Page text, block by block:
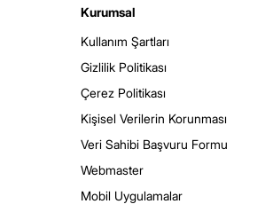
Kurumsal
Kullanım Şartları
Gizlilik Politikası
Çerez Politikası
Kişisel Verilerin Korunması
Veri Sahibi Başvuru Formu
Webmaster
Mobil Uygulamalar